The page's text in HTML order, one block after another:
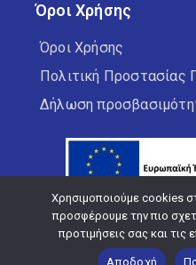
Όροι Χρήσης
Όροι Χρήσης
Πολιτική
Δήλωση
Copyright © 2026
Χρησιμοποιούμε cookies
προσφέρουμε την πιο
προτιμήσεις σας και τις
Αποδοχή